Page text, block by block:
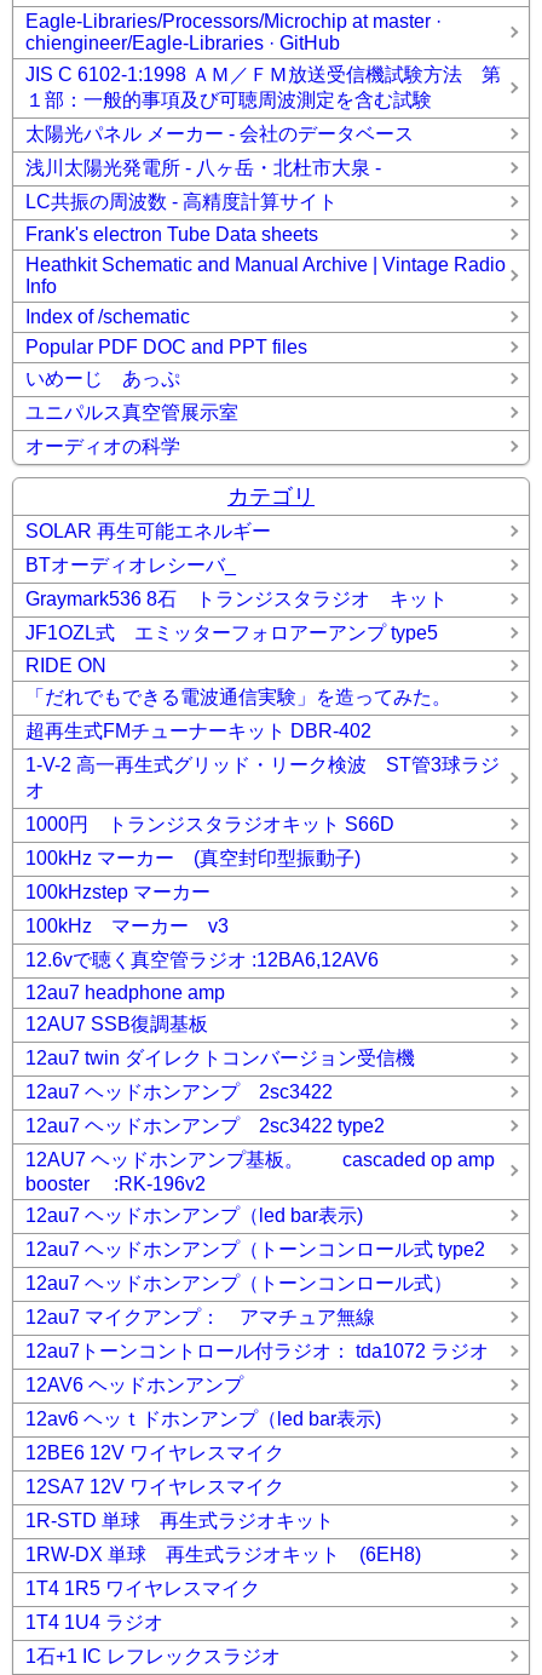
Eagle-Libraries/Processors/Microchip at master ·
chiengineer/Eagle-Libraries · GitHub
JIS C 6102-1:1998 ＡＭ／ＦＭ放送受信機試験方法 第
１部：一般的事項及び可聴周波測定を含む試験
太陽光パネル メーカー - 会社のデータベース
浅川太陽光発電所 - 八ヶ岳・北杜市大泉 -
LC共振の周波数 - 高精度計算サイト
Frank's electron Tube Data sheets
Heathkit Schematic and Manual Archive | Vintage Radio
Info
Index of /schematic
Popular PDF DOC and PPT files
いめーじ あっぷ
ユニパルス真空管展示室
オーディオの科学
カテゴリ
SOLAR 再生可能エネルギー
BTオーディオレシーバ_
Graymark536 8石 トランジスタラジオ キット
JF1OZL式 エミッターフォロアーアンプ type5
RIDE ON
「だれでもできる電波通信実験」を造ってみた。
超再生式FMチューナーキット DBR-402
1-V-2 高一再生式グリッド・リーク検波 ST管3球ラジ
オ
1000円 トランジスタラジオキット S66D
100kHz マーカー (真空封印型振動子)
100kHzstep マーカー
100kHz マーカー v3
12.6vで聴く真空管ラジオ :12BA6,12AV6
12au7 headphone amp
12AU7 SSB復調基板
12au7 twin ダイレクトコンバージョン受信機
12au7 ヘッドホンアンプ 2sc3422
12au7 ヘッドホンアンプ 2sc3422 type2
12AU7 ヘッドホンアンプ基板。 cascaded op amp
booster :RK-196v2
12au7 ヘッドホンアンプ（led bar表示)
12au7 ヘッドホンアンプ（トーンコンロール式 type2
12au7 ヘッドホンアンプ（トーンコンロール式）
12au7 マイクアンプ： アマチュア無線
12au7トーンコントロール付ラジオ： tda1072 ラジオ
12AV6 ヘッドホンアンプ
12av6 ヘッｔドホンアンプ（led bar表示)
12BE6 12V ワイヤレスマイク
12SA7 12V ワイヤレスマイク
1R-STD 単球 再生式ラジオキット
1RW-DX 単球 再生式ラジオキット (6EH8)
1T4 1R5 ワイヤレスマイク
1T4 1U4 ラジオ
1石+1 IC レフレックスラジオ